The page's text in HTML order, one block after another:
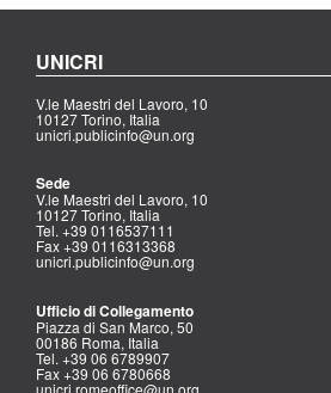
UNICRI
V.le Maestri del Lavoro, 10
10127 Torino, Italia
unicri.publicinfo@un.org
Sede
V.le Maestri del Lavoro, 10
10127 Torino, Italia
Tel. +39 0116537111
Fax +39 0116313368
unicri.publicinfo@un.org
Ufficio di Collegamento
Piazza di San Marco, 50
00186 Roma, Italia
Tel. +39 06 6789907
Fax +39 06 6780668
unicri.romeoffice@un.org